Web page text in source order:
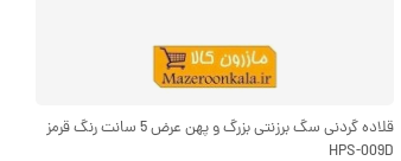
قلاده گردنی سگ برزنتی بزرگ و پهن عرض 5 سانت رنگ قرمز
HPS-009D